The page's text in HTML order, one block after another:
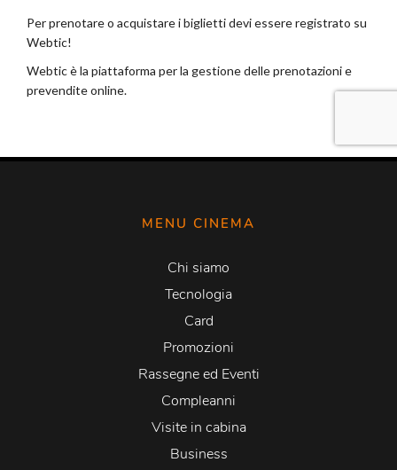
MENU CINEMA
Chi siamo
Tecnologia
Card
Promozioni
Rassegne ed Eventi
Compleanni
Visite in cabina
Business